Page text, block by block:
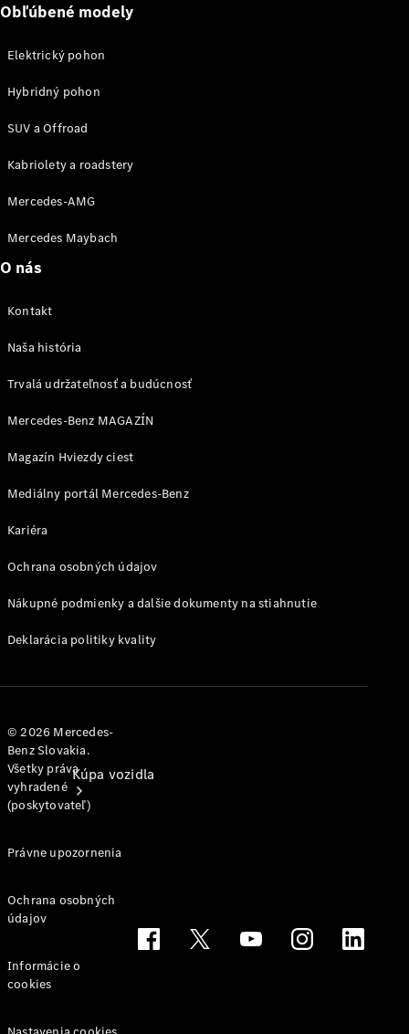
Všetky
vozidlá
Trieda V
Marco Polo
odberu
Komerčné transportéry
Vozidlá k priamemu odberu
Konfigurátor
Kúpa vozidla
nové
jazdené
Obľúbené modely
Elektrický pohon
Hybridný pohon
SUV a Offroad
Kabriolety a roadstery
Mercedes-AMG
Mercedes Maybach
O nás
Kontakt
Naša história
Trvalá udržateľnosť a budúcnosť
Mercedes-Benz MAGAZÍN
Magazín Hviezdy ciest
Mediálny portál Mercedes-Benz
Kariéra
Ochrana osobných údajov
Nákupné podmienky a dalšie dokumenty na stiahnutie
Deklarácia politiky kvality
© 2026 Mercedes-
Benz Slovakia.
Všetky práva
vyhradené
(poskytovateľ)
Právne upozornenia
Ochrana osobných
údajov
Informácie o
cookies